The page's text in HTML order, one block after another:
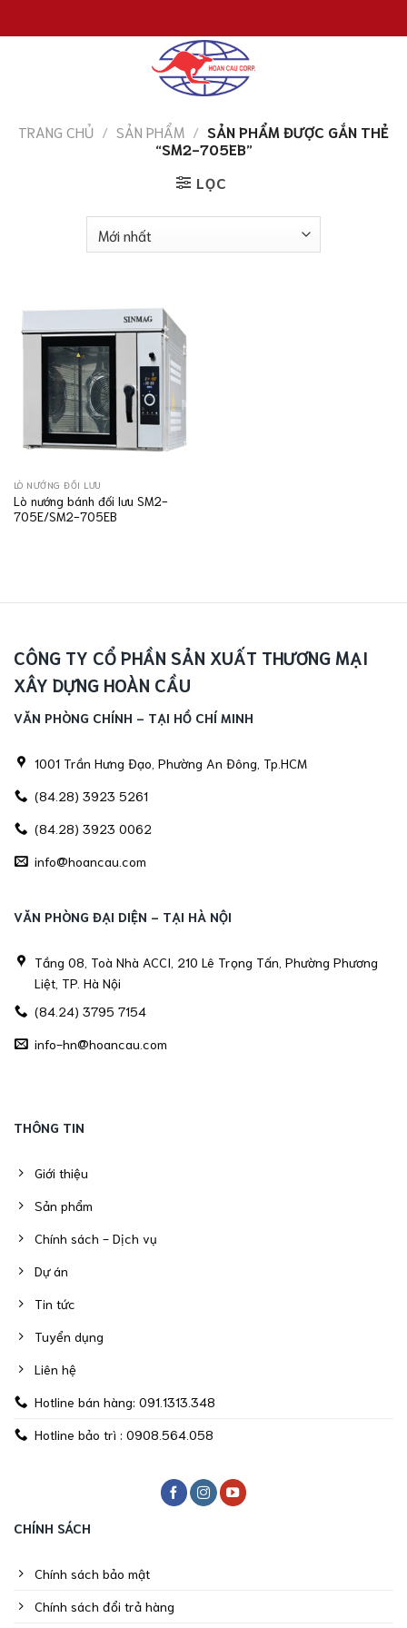
đến
TRANG CHỦ / SẢN PHẨM / SẢN PHẨM ĐƯỢC GẮN THẺ
“SM2-705EB”
LỌC
LÒ NƯỚNG ĐỐI LƯU
Lò nướng bánh đối lưu SM2-
705E/SM2-705EB
CÔNG TY CỔ PHẦN SẢN XUẤT THƯƠNG MẠI
XÂY DỰNG HOÀN CẦU
VĂN PHÒNG CHÍNH - TẠI HỒ CHÍ MINH
1001 Trần Hưng Đạo, Phường An Đông, Tp.HCM
(84.28) 3923 5261
(84.28) 3923 0062
info@hoancau.com
VĂN PHÒNG ĐẠI DIỆN - TẠI HÀ NỘI
Tầng 08, Toà Nhà ACCI, 210 Lê Trọng Tấn, Phường Phương
Liệt, TP. Hà Nội
(84.24) 3795 7154
info-hn@hoancau.com
THÔNG TIN
Giới thiệu
Sản phẩm
Chính sách - Dịch vụ
Dự án
Tin tức
Tuyển dụng
Liên hệ
Hotline bán hàng: 091.1313.348
Hotline bảo trì : 0908.564.058
CHÍNH SÁCH
Chính sách bảo mật
Chính sách đổi trả hàng